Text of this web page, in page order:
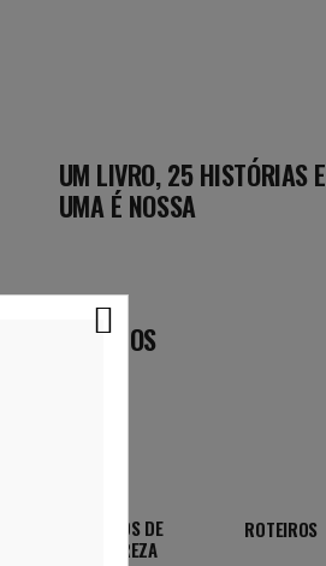
UM LIVRO, 25 HISTÓRIAS E
UMA É NOSSA
DESTINOS
TRILHOS DE
NATUREZA
ROTEIROS